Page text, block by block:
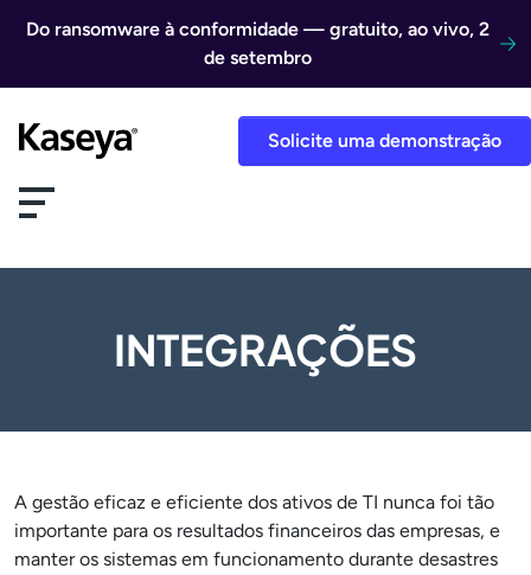
Do ransomware à conformidade — gratuito, ao vivo, 2
de setembro
Solicite uma demonstração
INTEGRAÇÕES
A gestão eficaz e eficiente dos ativos de TI nunca foi tão
importante para os resultados financeiros das empresas, e
manter os sistemas em funcionamento durante desastres